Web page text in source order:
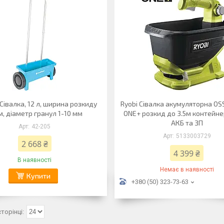
12 л, ширина розкиду
діаметр гранул 1-10 мм
42-205
2 668 ₴
В наявності
Купити
Ryobi Сівалка акумуляторна
ONE+ розкид до 3.5м
АКБ та ЗП
5133003729
4 399 ₴
Немає в наявності
+380 (50) 323-73-63